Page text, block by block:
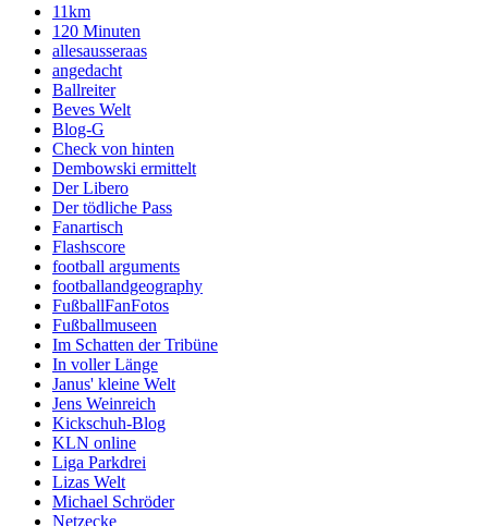
11km
120 Minuten
allesausseraas
angedacht
Ballreiter
Beves Welt
Blog-G
Check von hinten
Dembowski ermittelt
Der Libero
Der tödliche Pass
Fanartisch
Flashscore
football arguments
footballandgeography
FußballFanFotos
Fußballmuseen
Im Schatten der Tribüne
In voller Länge
Janus' kleine Welt
Jens Weinreich
Kickschuh-Blog
KLN online
Liga Parkdrei
Lizas Welt
Michael Schröder
Netzecke